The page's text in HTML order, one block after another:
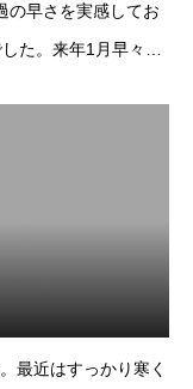
の早さを実感してお
た。来年1月早々に
最近はすっかり寒く